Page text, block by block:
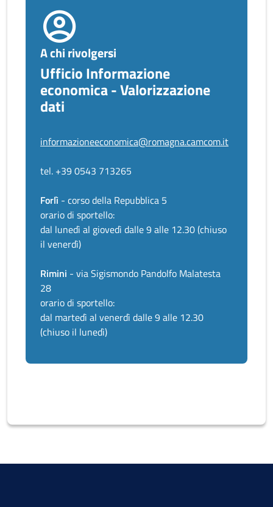
A chi rivolgersi
Ufficio Informazione
economica - Valorizzazione
dati
informazioneeconomica@romagna.camcom.it
tel. +39 0543 713265
Forlì - corso della Repubblica 5
orario di sportello:
dal lunedì al giovedì dalle 9 alle 12.30 (chiuso
il venerdì)
Rimini - via Sigismondo Pandolfo Malatesta
28
orario di sportello:
dal martedì al venerdì dalle 9 alle 12.30
(chiuso il lunedì)